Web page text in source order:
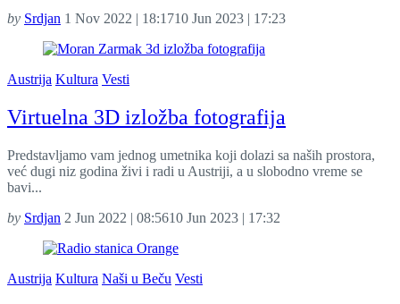
by Srdjan 1 Nov 2022 | 18:1710 Jun 2023 | 17:23
Austrija Kultura Vesti
Virtuelna 3D izložba fotografija
Predstavljamo vam jednog umetnika koji dolazi sa naših prostora,
već dugi niz godina živi i radi u Austriji, a u slobodno vreme se
bavi...
by Srdjan 2 Jun 2022 | 08:5610 Jun 2023 | 17:32
Austrija Kultura Naši u Beču Vesti